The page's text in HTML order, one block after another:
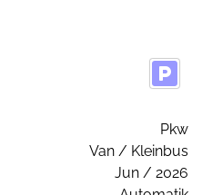
Pkw
Van / Kleinbus
Jun / 2026